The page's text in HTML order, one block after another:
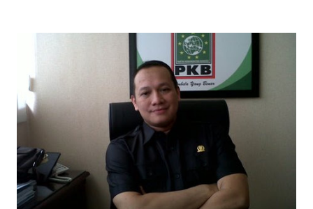
Mujib menambahkan, akhirnya terpaksa ortu nya pinjam
uang tetangga 500 ribu, agar anaknya bisa ikut ujian.
"Kasihan dia sudah tidak punya ayah, ibunya saudara saya,
kerja sebagai pembantu rumah tangga. Tolong dibantu mas,
agar uang bisa kembali,"ungkapnya. Perihal adanya
penarikan uang iuran untuk pembangunan gedung sekolah,
dibenarkan oleh Atika Fadhilah siswa kelas XI saat
diwawancarai. "Benar, bilangnya wajib Rp 1,5 juta dan waktu
terakh...